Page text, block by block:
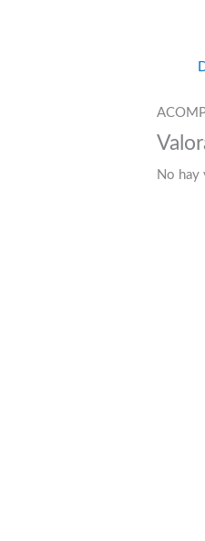
No hay